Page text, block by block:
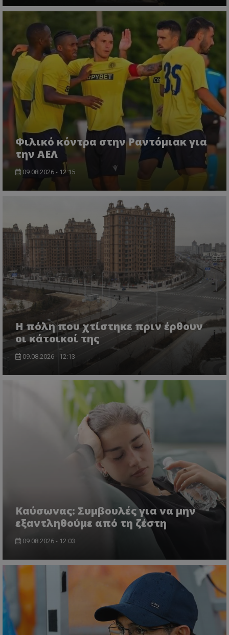
Φιλικό κόντρα στην Ραντόμιακ για
την ΑΕΛ
09.08.2026 - 12:15
Η πόλη που χτίστηκε πριν έρθουν
οι κάτοικοί της
09.08.2026 - 12:13
Kαύσωνας: Συμβουλές για να μην
εξαντληθούμε από τη ζέστη
09.08.2026 - 12:03